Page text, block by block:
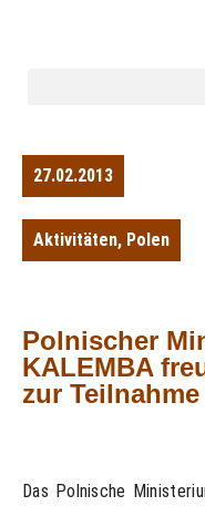
27.02.2013
Aktivitäten, Polen
Polnischer
KALEMBA
zur Teilnahme
Das Polnische